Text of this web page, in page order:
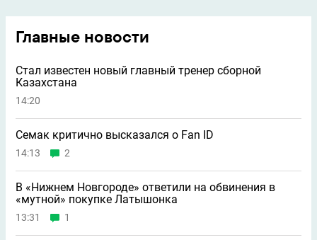
Главные новости
Стал известен новый главный тренер сборной
Казахстана
14:20
Семак критично высказался о Fan ID
14:13 2
В «Нижнем Новгороде» ответили на обвинения в
«мутной» покупке Латышонка
13:31 1